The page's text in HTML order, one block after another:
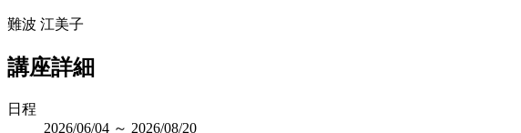
難波 江美子
講座詳細
日程
2026/06/04 ～ 2026/08/20